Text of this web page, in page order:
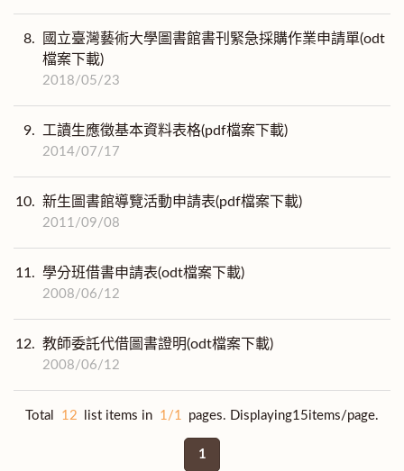
8.
國立臺灣藝術大學圖書館書刊緊急採購作業申請單(odt
檔案下載)
2018/05/23
9. 工讀生應徵基本資料表格(pdf檔案下載)
2014/07/17
10. 新生圖書館導覽活動申請表(pdf檔案下載)
2011/09/08
11. 學分班借書申請表(odt檔案下載)
2008/06/12
12. 教師委託代借圖書證明(odt檔案下載)
2008/06/12
Total 12 list items in 1/1 pages. Displaying15items/page.
1